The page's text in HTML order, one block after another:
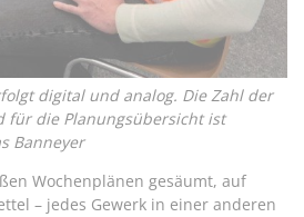
digital und analog. Die Zahl der
für die Planungsübersicht ist
Banneyer
Wochenplänen gesäumt, auf
– jedes Gewerk in einer anderen